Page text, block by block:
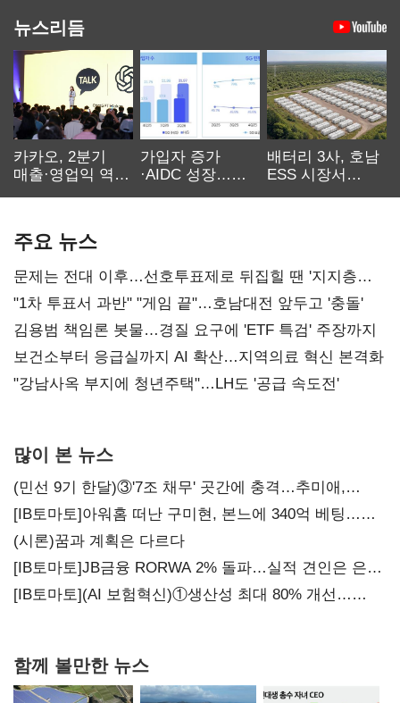
뉴스리듬
카카오, 2분기
매출·영업익 역대
가입자 증가
·AIDC 성장…
배터리 3사, 호남
ESS 시장서
주요 뉴스
문제는 전대 이후…선호투표제로 뒤집힐 땐 '지지층
불복'
"1차 투표서 과반" "게임 끝"…호남대전 앞두고 '충돌'
김용범 책임론 봇물…경질 요구에 'ETF 특검' 주장까지
보건소부터 응급실까지 AI 확산…지역의료 혁신 본격화
"강남사옥 부지에 청년주택"…LH도 '공급 속도전'
많이 본 뉴스
(민선 9기 한달)③'7조 채무' 곳간에 충격…추미애,
20년만에 '비상재정' 선언 승부수
[IB토마토]아워홈 떠난 구미현, 본느에 340억 베팅…
가족 지배체제 구축
(시론)꿈과 계획은 다르다
[IB토마토]JB금융 RORWA 2% 돌파…실적 견인은 은행
아닌 캐피탈
[IB토마토](AI 보험혁신)①생산성 최대 80% 개선…
함께 볼만한 뉴스